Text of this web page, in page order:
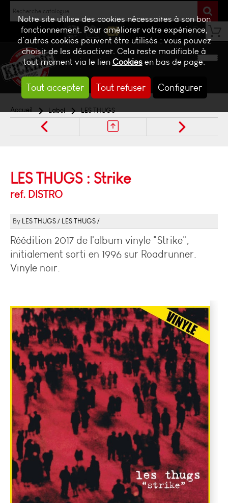
Notre site utilise des cookies nécessaires à son bon
fonctionnement. Pour améliorer votre expérience,
d’autres cookies peuvent être utilisés : vous pouvez
choisir de les désactiver. Cela reste modifiable à
tout moment via le lienCookiesen bas de page.
Tout accepter Tout refuser Configurer
NEWS CONTACTBILLETTERIE
Accueil Label LES THUGS
LES THUGS : Strike
ref. DISTRO
LES THUGS LES THUGS
Réédition 2017 de l'album vinyle "Strike",
initialement sorti en 1996 sur Roadrunner.
Vinyle noir.